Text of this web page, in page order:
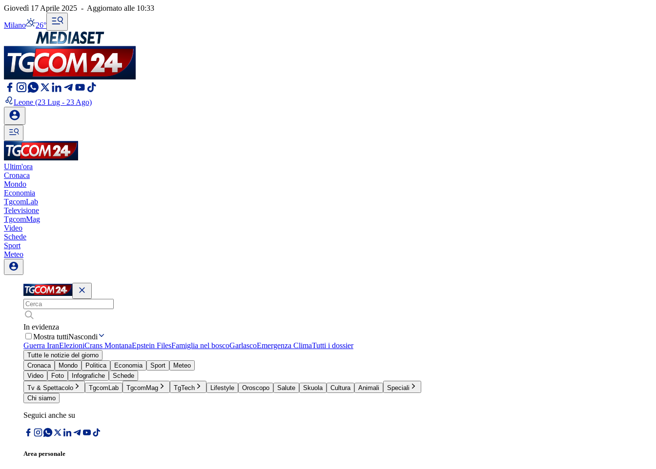
Giovedì 17 Aprile 2025 - Aggiornato alle 10:33
Milano 26°
Leone (23 Lug - 23 Ago)
Ultim'ora
Cronaca
Mondo
Economia
TgcomLab
Televisione
TgcomMag
Video
Schede
Sport
Meteo
In evidenza
Mostra tuttiNascondi
Guerra IranElezioniCrans MontanaEpstein FilesFamiglia nel boscoGarlascoEmergenza ClimaTutti i dossier
Tutte le notizie del giorno
Cronaca
Mondo Politica Economia Sport
Meteo
Video
Foto Infografiche
Schede
Tv & Spettacolo
TgcomLab TgcomMag TgTech Lifestyle Oroscopo Salute Skuola Cultura Animali
Speciali
Chi siamo
Seguici anche su
Area personale